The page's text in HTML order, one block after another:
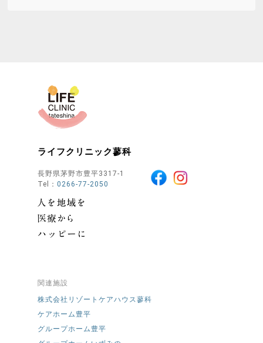
ライフクリニック蓼科
長野県茅野市豊平3317-1
Tel： 0266-77-2050
関連施設
株式会社リゾートケアハウス蓼科
ケアホーム豊平
グループホーム豊平